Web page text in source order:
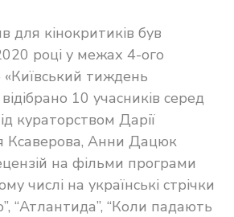
для кінокритиків був
році у межах 4-ого
тиждень
10 учасників серед
кураторством Дарії
Ксаверова, Анни Дацюк
на фільми програми
числі на українські стрічки
“Атлантида”, “Коли падають